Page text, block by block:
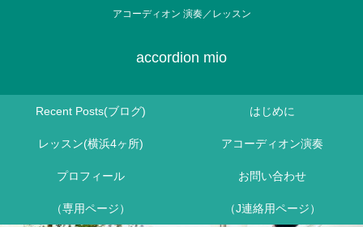
アコーディオン 演奏／レッスン
accordion mio
Recent Posts(ブログ) はじめに
レッスン(横浜4ヶ所) アコーディオン演奏
プロフィール お問い合わせ
（専用ページ） （J連絡用ページ）